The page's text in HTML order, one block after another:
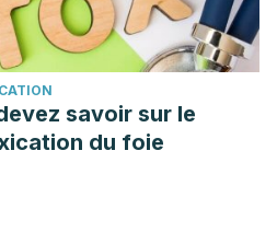
savoir sur le
du foie